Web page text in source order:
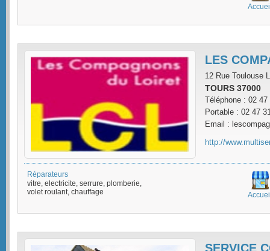
LES
12 Rue Toulouse
TOURS 37000
Téléphone : 02 47
Portable : 02 47
Email :
http://
Réparateurs
vitre, electricite, serrure, plomberie,
volet roulant, chauffage
SERVICE